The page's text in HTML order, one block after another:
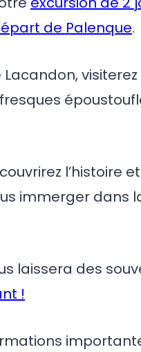
de Palenque.
l’histoire
immerger dans
laissera des
!